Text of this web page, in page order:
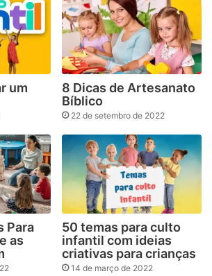
um
8 Dicas de Artesanato
Bíblico
22 de setembro de 2022
Para
as
50 temas para culto
infantil com ideias
criativas para crianças
14 de março de 2022